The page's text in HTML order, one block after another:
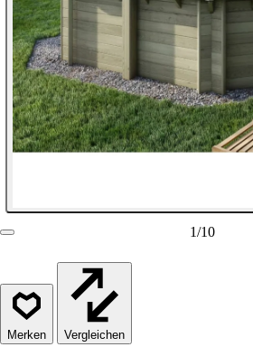
1/10
Vergleichen